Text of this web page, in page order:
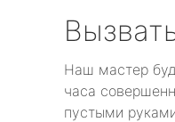
Наш мастер
часа
пустыми